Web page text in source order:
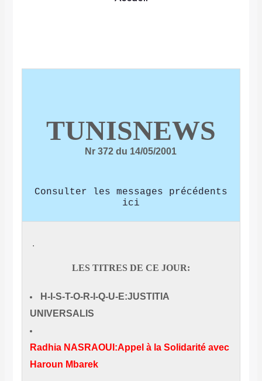
TUNISNEWS
Nr 372 du 14/05/2001
Consulter les messages précédents
ici
.
LES TITRES DE CE JOUR:
H-I-S-T-O-R-I-Q-U-E:JUSTITIA
UNIVERSALIS
Radhia NASRAOUI:Appel à la Solidarité avec
Haroun Mbarek